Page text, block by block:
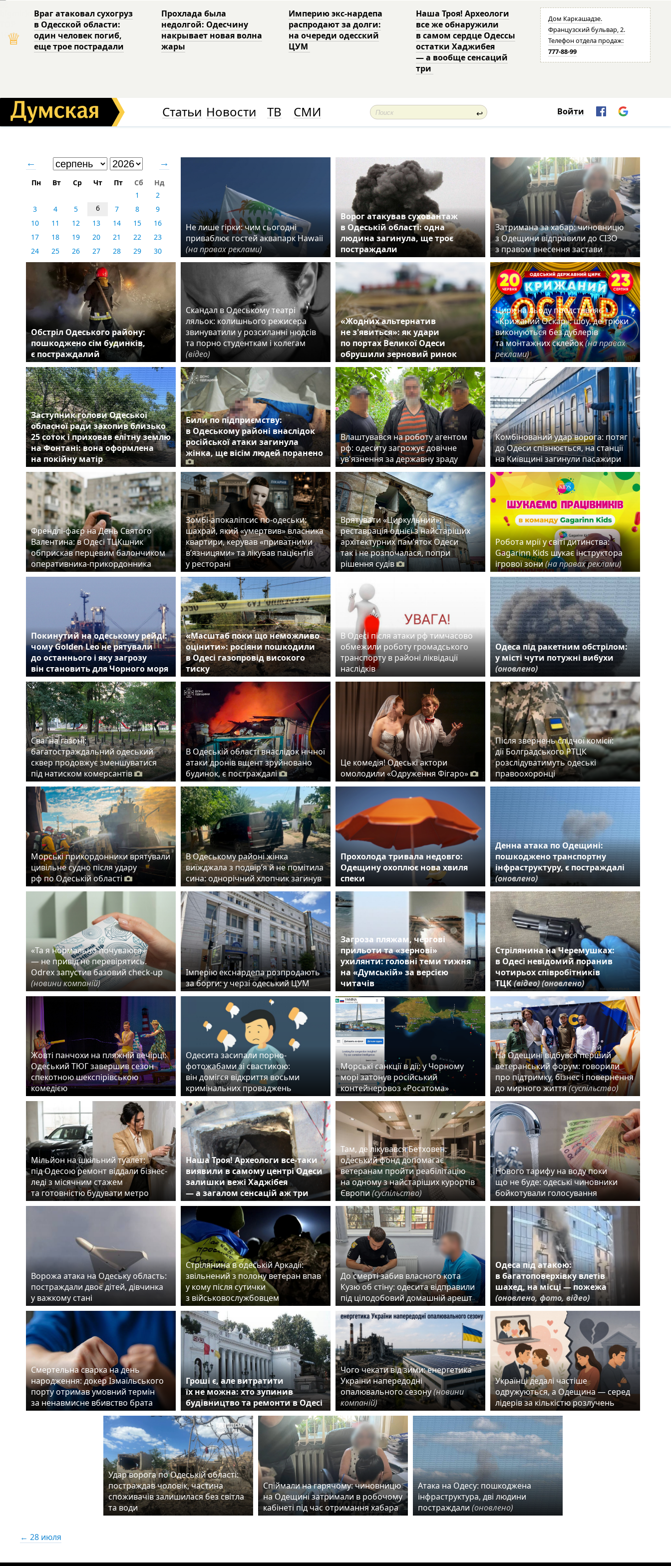
♕
Враг атаковал сухогруз
в Одесской области:
один человек погиб,
еще трое пострадали
Прохлада была
недолгой: Одесчину
накрывает новая волна
жары
Империю экс-нардепа
распродают за долги:
на очереди одесский
ЦУМ
Наша Троя! Археологи
все же обнаружили
в самом сердце Одессы
остатки Хаджибея
— а вообще сенсаций
три
Дом Каркашадзе.
Французский бульвар, 2.
Телефон отдела продаж:
777-88-99
Статьи Новости ТВ СМИ ↩ Войти
← →
Пн Вт Ср Чт Пт Сб
Нд
1
2
3
4 5 6 7 8
9
10
11 12 13 14 15
16
17
18 19 20 21 22
23
24
25 26 27 28 29
30
31
Не лише гірки: чим сьогодні
приваблює гостей аквапарк Hawaii
(на правах реклами)
Ворог атакував суховантаж
в Одеській області: одна
людина загинула, ще троє
постраждали
Затримана за хабар: чиновницю
з Одещини відправили до СІЗО
з правом внесення застави
Обстріл Одеського району:
пошкоджено сім будинків,
є постраждалий
Скандал в Одеському театрі
ляльок: колишнього режисера
звинуватили у розсиланні нюдсів
та порно студенткам і колегам
(відео)
«Жодних альтернатив
не з'явиться»: як удари
по портах Великої Одеси
обрушили зерновий ринок
Цирк на льоду представляє
«Крижаний Оскар»: шоу, де трюки
виконуються без дублерів
та монтажних склейок(на правах
реклами)
Заступник голови Одеської
обласної ради захопив близько
25 соток і приховав елітну землю
на Фонтані: вона оформлена
на покійну матір
Били по підприємству:
в Одеському районі внаслідок
російської атаки загинула
жінка, ще вісім людей поранено
Влаштувався на роботу агентом
рф: одеситу загрожує довічне
ув'язнення за державну зраду
Комбінований удар ворога: потяг
до Одеси спізнюється, на станції
на Київщині загинули пасажири
Френдлі-фаєр на День Святого
Валентина: в Одесі ТЦКшник
обприскав перцевим балончиком
оперативника-прикордонника
Зомбі-апокаліпсис по-одеськи:
шахрай, який «умертвив» власника
квартири, керував «приватними
в’язницями» та лікував пацієнтів
у ресторані
Врятувати «Циркульний»:
реставрація однієї з найстаріших
архітектурних пам’яток Одеси
так і не розпочалася, попри
рішення судів
Робота мрії у світі дитинства:
Gagarinn Kids шукає інструктора
ігрової зони(на правах реклами)
Покинутий на одеському рейді:
чому Golden Leo не рятували
до останнього і яку загрозу
він становить для Чорного моря
«Масштаб поки що неможливо
оцінити»: росіяни пошкодили
в Одесі газопровід високого
тиску
В Одесі після атаки рф тимчасово
обмежили роботу громадського
транспорту в районі ліквідації
наслідків
Одеса під ракетним обстрілом:
у місті чути потужні вибухи
(оновлено)
Сваї на газоні:
багатостраждальний одеський
сквер продовжує зменшуватися
під натиском комерсантів
В Одеській області внаслідок нічної
атаки дронів вщент зруйновано
будинок, є постраждалі
Це комедія! Одеські актори
омолодили «Одруження Фігаро»
Після звернень слідчої комісії:
дії Болградського РТЦК
розслідуватимуть одеські
правоохоронці
Морські прикордонники врятували
цивільне судно після удару
рф по Одеській області
В Одеському районі жінка
виїжджала з подвір’я й не помітила
сина: однорічний хлопчик загинув
Прохолода тривала недовго:
Одещину охоплює нова хвиля
спеки
Денна атака по Одещині:
пошкоджено транспортну
інфраструктуру, є постраждалі
(оновлено)
«Та я нормально почуваюся»
— не привід не перевірятись.
Odrex запустив базовий check-up
(новини компаній)
Імперію екснардепа розпродають
за борги: у черзі одеський ЦУМ
Загроза пляжам, чергові
прильоти та «зернові»
ухилянти: головні теми тижня
на «Думській» за версією
читачів
Стрілянина на Черемушках:
в Одесі невідомий поранив
чотирьох співробітників
ТЦК(відео)(оновлено)
Жовті панчохи на пляжній вечірці:
Одеський ТЮГ завершив сезон
спекотною шекспірівською
комедією
Одесита засипали порно-
фотожабами зі свастикою:
він домігся відкриття восьми
кримінальних проваджень
Морські санкції в дії: у Чорному
морі затонув російський
контейнеровоз «Росатома»
На Одещині відбувся перший
ветеранський форум: говорили
про підтримку, бізнес і повернення
до мирного життя(суспільство)
Мільйон на шкільний туалет:
під Одесою ремонт віддали бізнес-
леді з місячним стажем
та готовністю будувати метро
Наша Троя! Археологи все-таки
виявили в самому центрі Одеси
залишки вежі Хаджібея
— а загалом сенсацій аж три
Там, де лікувався Бетховен:
одеський фонд допомагає
ветеранам пройти реабілітацію
на одному з найстаріших курортів
Європи (суспільство)
Нового тарифу на воду поки
що не буде: одеські чиновники
бойкотували голосування
Ворожа атака на Одеську область:
постраждали двоє дітей, дівчинка
у важкому стані
Стрілянина в одеській Аркадії:
звільнений з полону ветеран впав
у кому після сутички
з військовослужбовцем
До смерті забив власного кота
Кузю об стіну: одесита відправили
під цілодобовий домашній арешт
Одеса під атакою:
в багатоповерхівку влетів
шахед, на місці — пожежа
(оновлено, фото, відео)
Смертельна сварка на день
народження: докер Ізмаїльського
порту отримав умовний термін
за ненавмисне вбивство брата
Гроші є, але витратити
їх не можна: хто зупинив
будівництво та ремонти в Одесі
Чого чекати від зими: енергетика
України напередодні
опалювального сезону(новини
компаній)
Українці дедалі частіше
одружуються, а Одещина — серед
лідерів за кількістю розлучень
Удар ворога по Одеській області:
постраждав чоловік, частина
споживачів залишилася без світла
та води
Спіймали на гарячому: чиновницю
на Одещині затримали в робочому
кабінеті під час отримання хабара
Атака на Одесу: пошкоджена
інфраструктура, дві людини
постраждали (оновлено)
← 28 июля